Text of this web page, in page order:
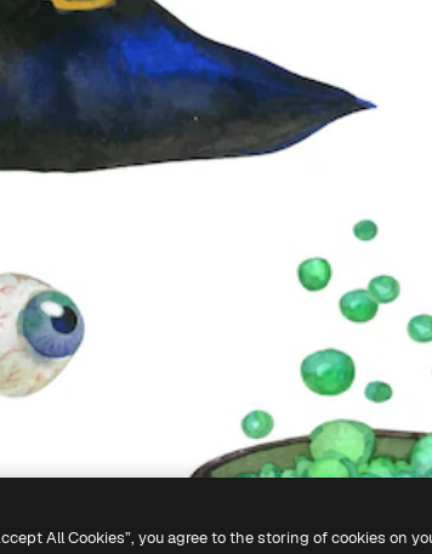
All Cookies”, you agree to the storing of cookies on